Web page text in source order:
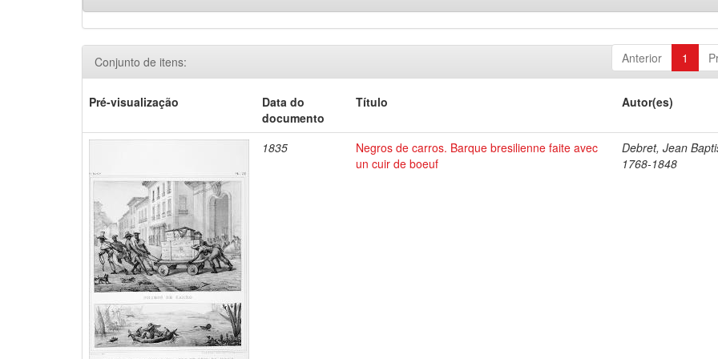
Anterior 1
Conjunto de itens:
Pré-visualização
Data do
documento
Título Autor(es)
1835
Negros de carros. Barque bresilienne faite avec
un cuir de boeuf
Debret, Jean
1768-1848